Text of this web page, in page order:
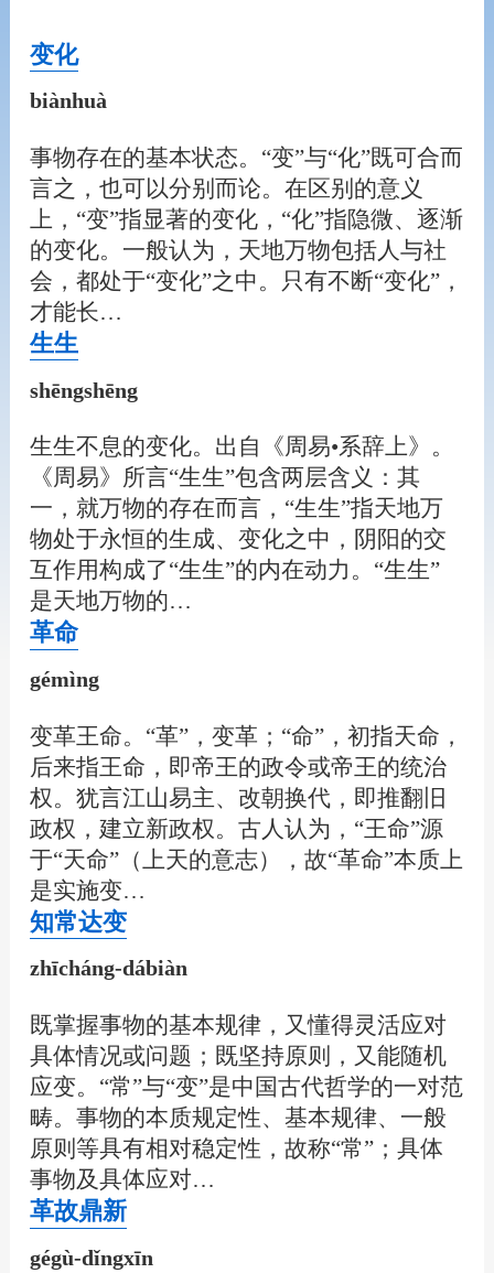
变化
biànhuà
事物存在的基本状态。“变”与“化”既可合而
言之，也可以分别而论。在区别的意义
上，“变”指显著的变化，“化”指隐微、逐渐
的变化。一般认为，天地万物包括人与社
会，都处于“变化”之中。只有不断“变化”，
才能长…
生生
shēngshēng
生生不息的变化。出自《周易•系辞上》。
《周易》所言“生生”包含两层含义：其
一，就万物的存在而言，“生生”指天地万
物处于永恒的生成、变化之中，阴阳的交
互作用构成了“生生”的内在动力。“生生”
是天地万物的…
革命
gémìng
变革王命。“革”，变革；“命”，初指天命，
后来指王命，即帝王的政令或帝王的统治
权。犹言江山易主、改朝换代，即推翻旧
政权，建立新政权。古人认为，“王命”源
于“天命”（上天的意志），故“革命”本质上
是实施变…
知常达变
zhīcháng-dábiàn
既掌握事物的基本规律，又懂得灵活应对
具体情况或问题；既坚持原则，又能随机
应变。“常”与“变”是中国古代哲学的一对范
畴。事物的本质规定性、基本规律、一般
原则等具有相对稳定性，故称“常”；具体
事物及具体应对…
革故鼎新
gégù-dǐngxīn